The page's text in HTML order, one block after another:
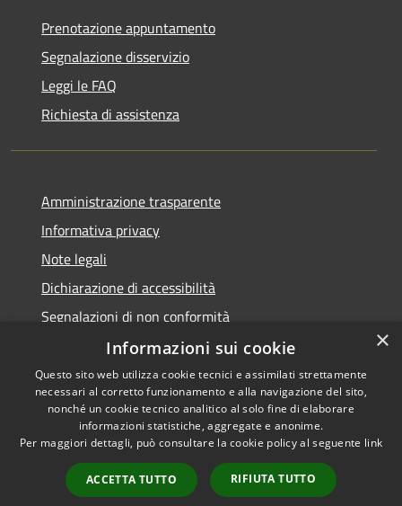
Prenotazione appuntamento
Segnalazione disservizio
Leggi le FAQ
Richiesta di assistenza
Amministrazione trasparente
Informativa privacy
Note legali
Dichiarazione di accessibilità
Segnalazioni di non conformità
Accessibilità
Privacy
Mappa del sito
Copyright © 2026 • Comune di
Reggiolo • Powered by
Municipium•Accesso
redazione
×
Informazioni sui cookie
Questo sito web utilizza cookie tecnici e assimilati strettamente
necessari al corretto funzionamento e alla navigazione del sito,
nonché un cookie tecnico analitico al solo fine di elaborare
informazioni statistiche, aggregate e anonime.
Per maggiori dettagli, può consultare la cookie policy al seguente link
ACCETTA TUTTO RIFIUTA TUTTO